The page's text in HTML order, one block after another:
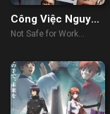
Công Việc Nguy
Hiểm
Not Safe for Work